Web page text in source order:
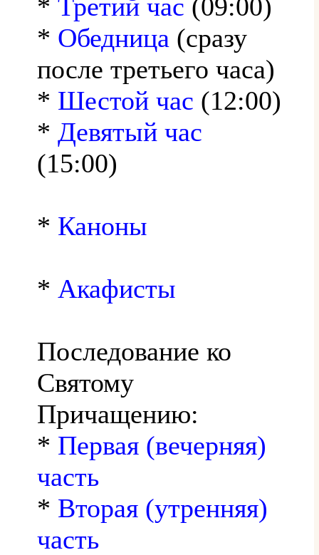
* Третий час (09:00)
* Обедница (сразу
после третьего часа)
* Шестой час (12:00)
* Девятый час
(15:00)
* Каноны
* Акафисты
Последование ко
Святому
Причащению:
* Первая (вечерняя)
часть
* Вторая (утренняя)
часть